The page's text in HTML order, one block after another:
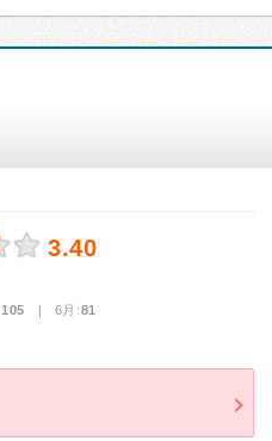
3.40
105 | 6月:81